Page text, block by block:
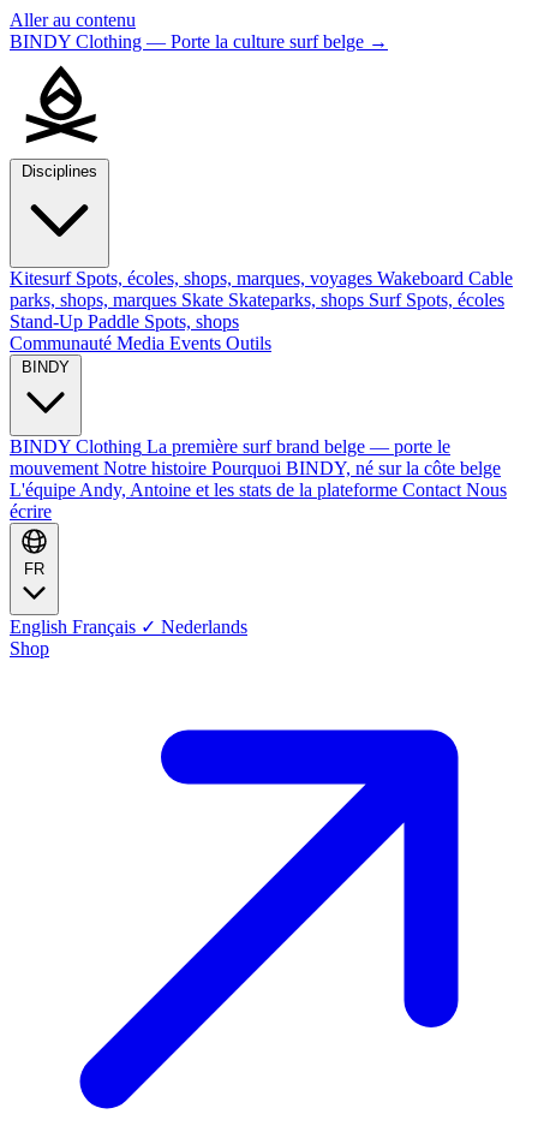
Aller au contenu
BINDY Clothing — Porte la culture surf belge →
Kitesurf Spots, écoles, shops, marques, voyages Wakeboard Cable
parks, shops, marques Skate Skateparks, shops Surf Spots, écoles
Stand-Up Paddle Spots, shops
Communauté Media Events Outils
BINDY Clothing La première surf brand belge — porte le
mouvement Notre histoire Pourquoi BINDY, né sur la côte belge
L'équipe Andy, Antoine et les stats de la plateforme Contact Nous
écrire
English Français ✓ Nederlands
Shop